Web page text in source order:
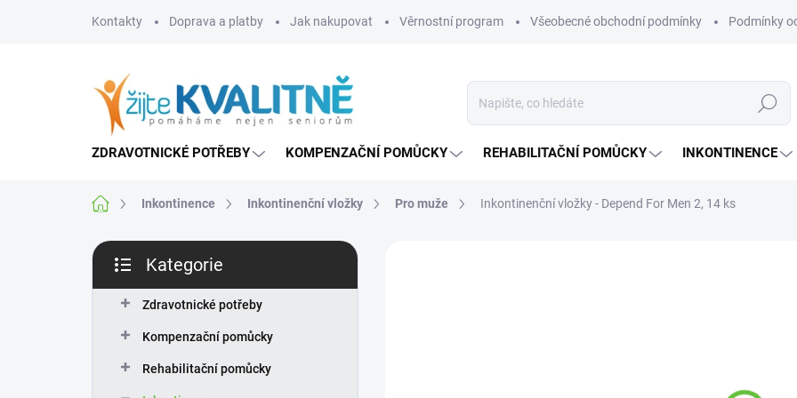
Kontakty Doprava a platby Jak nakupovat Věrnostní program Všeobecné obchodní podmínky Podmínky
Hledat
ZDRAVOTNICKÉ POTŘEBY KOMPENZAČNÍ POMŮCKY REHABILITAČNÍ POMŮCKY INKONTINENCE
Domů Inkontinence Inkontinenční vložky Pro muže Inkontinenční vložky - Depend For Men 2, 14 ks
P
s
kategorie
Kategorie
Zdravotnické potřeby
Kompenzační pomůcky
Rehabilitační pomůcky